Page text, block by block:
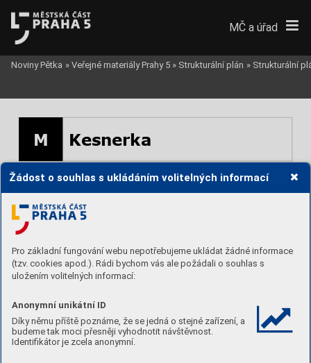
Žádost o souhlas s ukládáním volitelných informací
Pro základní fungování webu nepotřebujeme ukládat žádné informace
(tzv. cookies apod.). Rádi bychom vás ale požádali o souhlas s
uložením volitelných informací:
Anonymní unikátní ID
Díky němu příště poznáme, že se jedná o stejné zařízení, a
budeme tak moci přesněji vyhodnotit návštěvnost.
Identifikátor je zcela anonymní.
Kesnerka
M
-
na jihu vytvořit podmínky pro realizaci
ochrana přírodních hodnot s lokalitou
(zejména (re)organizací rekreační zátěže);
-
na západní hranici při sídlišti Nad K
na přechodu obytného území do otevřené
-
území mezi ulicí Lučištníků a tratí rozvíjet
jako sportovní areály pod širým nebem.
MČ a úřad
Noviny Pětka » Veřejné materiály Prahy 5 » Strukturální plán » Strukturální